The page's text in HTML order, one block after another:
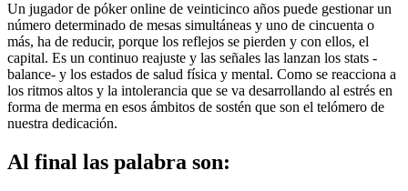
Un jugador de póker online de veinticinco años puede gestionar un
número determinado de mesas simultáneas y uno de cincuenta o
más, ha de reducir, porque los reflejos se pierden y con ellos, el
capital. Es un continuo reajuste y las señales las lanzan los stats -
balance- y los estados de salud física y mental. Como se reacciona a
los ritmos altos y la intolerancia que se va desarrollando al estrés en
forma de merma en esos ámbitos de sostén que son el telómero de
nuestra dedicación.
Al final las palabra son: